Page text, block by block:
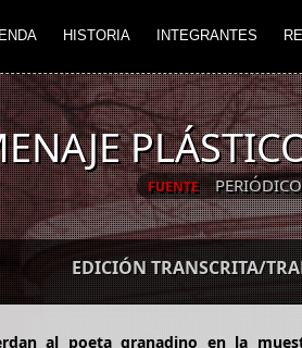
HISTORIA INTEGRANTES
FUENTE
EDICIÓN TRANSCRITA/
al poeta granadino en la